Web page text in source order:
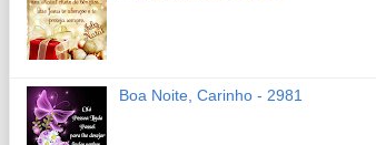
Boa Noite, Carinho - 2981